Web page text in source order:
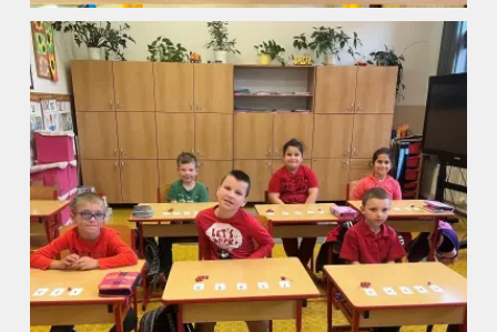
Úvod
Organizace školního roku
Úřední deska
Naše škola
Základní škola
ZŠ speciální
Vyhledávání na webu